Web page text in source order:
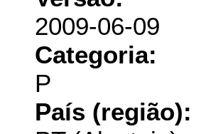
2009-06-09
Categoria:
P
País (região):